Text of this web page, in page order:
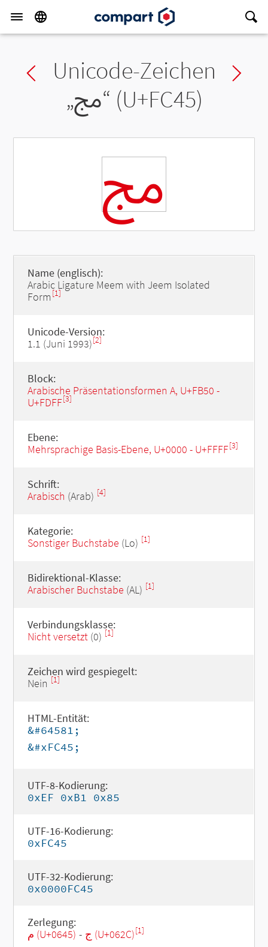
Previous char
Unicode-Zeichen
„ﱅ“ (U+FC45)
ﱅ
Name (englisch):
Arabic Ligature Meem with Jeem Isolated
Form [1]
Unicode-Version:
1.1 (Juni 1993)[2]
Block:
Arabische Präsentationsformen A, U+FB50 -
U+FDFF[3]
Ebene:
Mehrsprachige Basis-Ebene, U+0000 - U+FFFF[3]
Schrift:
Arabisch (Arab) [4]
Kategorie:
Sonstiger Buchstabe (Lo) [1]
Bidirektional-Klasse:
Arabischer Buchstabe (AL) [1]
Verbindungsklasse:
Nicht versetzt(0) [1]
Zeichen wird gespiegelt:
Nein [1]
HTML-Entität:
&#64581;
&#xFC45;
UTF-8-Kodierung:
0xEF 0xB1 0x85
UTF-16-Kodierung:
0xFC45
UTF-32-Kodierung:
0x0000FC45
Zerlegung:
م (U+0645) - ج (U+062C)[1]